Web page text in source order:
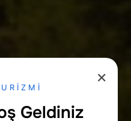
✕
Geldiniz